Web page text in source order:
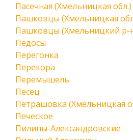
Пасечная (Хмельницкая обл.)
Пашковцы (Хмельницкая
Пашковцы (Хмельницкий р-
Педосы
Перегонка
Перекора
Перемышель
Песец
Петрашовка (Хмельницкая
Печеское
Пилипы-Александровские